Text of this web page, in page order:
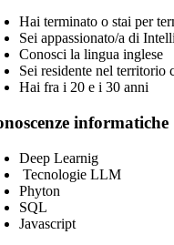
Hai terminato o stai per
Sei appassionato/a di
Conosci la lingua inglese
Sei residente nel territorio
Hai fra i 20 e i 30 anni
informatiche
Deep Learnig
Tecnologie LLM
Phyton
SQL
Javascript